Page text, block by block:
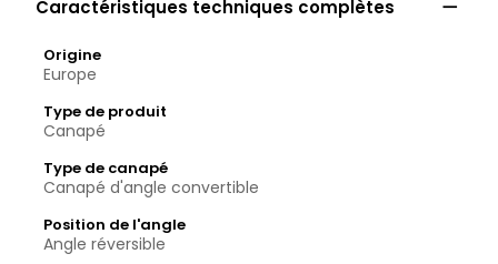
Caractéristiques techniques complètes 
Origine
Europe
Type de produit
Canapé
Type de canapé
Canapé d'angle convertible
Position de l'angle
Angle réversible